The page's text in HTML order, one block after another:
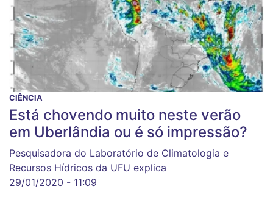
CIÊNCIA
Está chovendo muito neste verão
em Uberlândia ou é só impressão?
Pesquisadora do Laboratório de Climatologia e
Recursos Hídricos da UFU explica
29/01/2020 - 11:09